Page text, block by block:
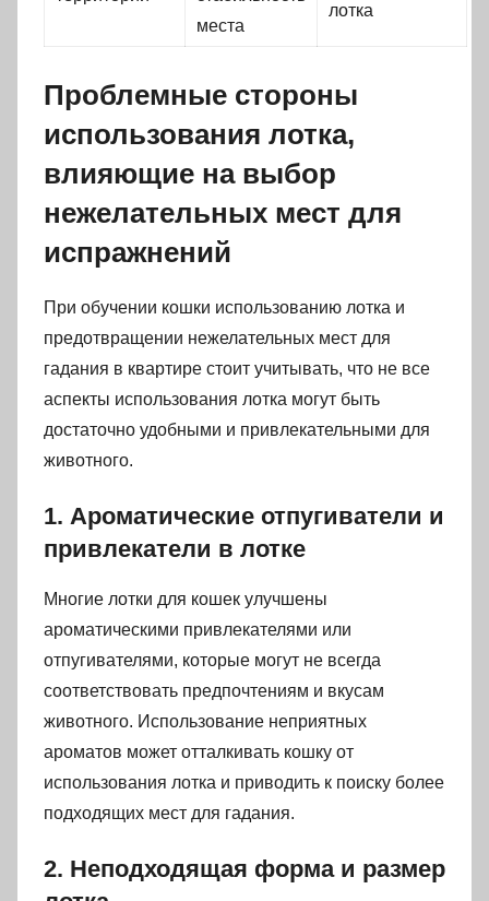
места
лотка
Проблемные стороны
использования лотка,
влияющие на выбор
нежелательных мест для
испражнений
При обучении кошки использованию лотка и
предотвращении нежелательных мест для
гадания в квартире стоит учитывать, что не все
аспекты использования лотка могут быть
достаточно удобными и привлекательными для
животного.
1. Ароматические отпугиватели и
привлекатели в лотке
Многие лотки для кошек улучшены
ароматическими привлекателями или
отпугивателями, которые могут не всегда
соответствовать предпочтениям и вкусам
животного. Использование неприятных
ароматов может отталкивать кошку от
использования лотка и приводить к поиску более
подходящих мест для гадания.
2. Неподходящая форма и размер